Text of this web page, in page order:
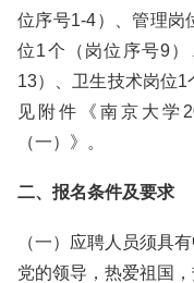
位序号1-4）、管理岗
位1个（岗位序号9
13）、卫生技术岗位
见附件《南京大学
（一）》。
二、报名条件及要求
（一）应聘人员须具
党的领导，热爱祖国